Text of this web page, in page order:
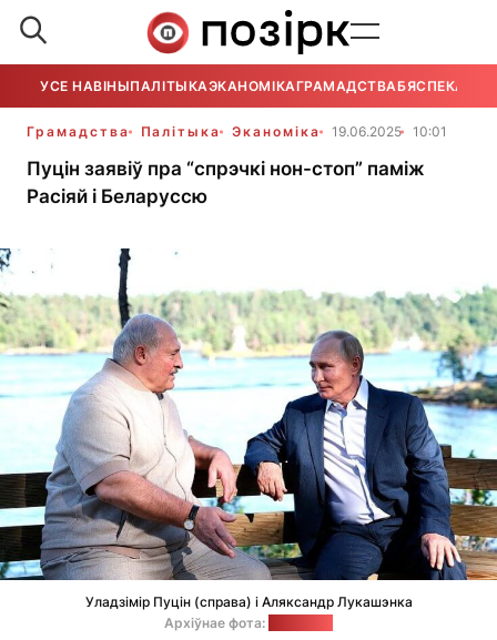
УСЕ НАВІНЫПАЛІТЫКАЭКАНОМІКАГРАМАДСТВАБЯСПЕКА
Грамадства Палітыка Эканоміка 19.06.2025 10:01
Пуцін заявіў пра “спрэчкі нон-стоп” паміж
Расіяй і Беларуссю
Уладзімір Пуцін (справа) і Аляксандр Лукашэнка
Архіўнае фота: